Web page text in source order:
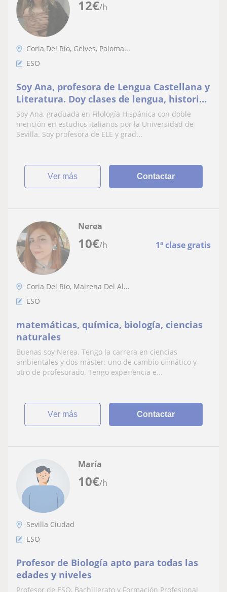
12€/h
Coria Del Río, Gelves, Paloma...
ESO
Soy Ana, profesora de Lengua Castellana y
Literatura. Doy clases de lengua, historia
y latín. Para más información póngase en
contacto
Soy Ana, graduada en Filología Hispánica con doble
mención en estudios italianos por la Universidad de
Sevilla. Soy profesora de ELE y grad...
ver más Contactar
10€/h 1ª clase gratis
Nerea
Coria Del Río, Mairena Del Al...
ESO
matemáticas, química, biología, ciencias
naturales
Buenas soy Nerea. Tengo la carrera en ciencias
ambientales y dos máster: uno de cambio climático y
otro de profesorado. Tengo experiencia e...
ver más Contactar
10€/h
María
Sevilla Ciudad
ESO
Profesor de Biología apto para todas las
edades y niveles
Profesor de ESO, Bachillerato y Formación Profesional